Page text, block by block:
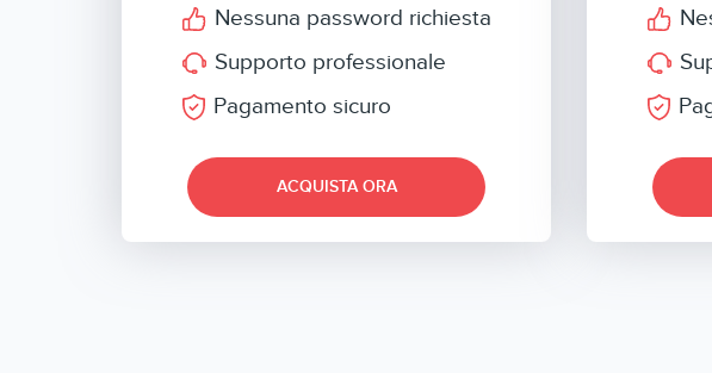
Nessuna password richiesta
Supporto professionale
Pagamento sicuro
ACQUISTA ORA